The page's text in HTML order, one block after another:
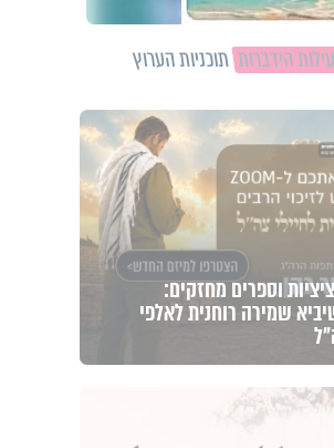
הידברותתוכניות הערוץ
וספרים מחזקים:
שמירה רוחנית לאלפי